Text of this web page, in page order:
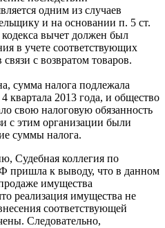
одним из случаев
и на основании п. 5 ст.
вычет должен был
в учете соответствующих
с возвратом товаров.
сумма налога подлежала
квартала 2013 года, и общество
свою налоговую обязанность
с этим организации были
суммы налога.
Судебная коллегия по
пришла к выводу, что в данном
имущества
реализация имущества не
соответствующей
Следовательно,